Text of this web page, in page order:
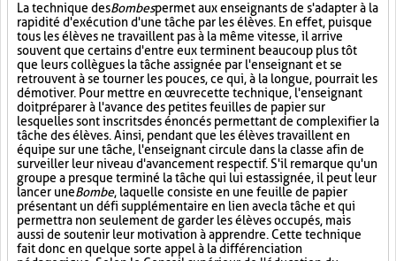
La technique desBombespermet aux enseignants de s'adapter à la
rapidité d'exécution d'une tâche par les élèves. En effet, puisque
tous les élèves ne travaillent pas à la même vitesse, il arrive
souvent que certains d'entre eux terminent beaucoup plus tôt
que leurs collègues la tâche assignée par l'enseignant et se
retrouvent à se tourner les pouces, ce qui, à la longue, pourrait les
démotiver. Pour mettre en œuvre cette technique, l'enseignant
doit préparer à l'avance des petites feuilles de papier sur
lesquelles sont inscrits des énoncés permettant de complexifier la
tâche des élèves. Ainsi, pendant que les élèves travaillent en
équipe sur une tâche, l'enseignant circule dans la classe afin de
surveiller leur niveau d'avancement respectif. S'il remarque qu'un
groupe a presque terminé la tâche qui lui est assignée, il peut leur
lancer uneBombe, laquelle consiste en une feuille de papier
présentant un défi supplémentaire en lien avec la tâche et qui
permettra non seulement de garder les élèves occupés, mais
aussi de soutenir leur motivation à apprendre. Cette technique
fait donc en quelque sorte appel à la différenciation